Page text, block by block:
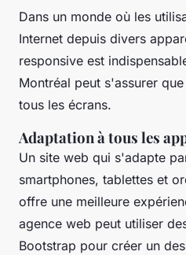
Dans un monde où les
Internet depuis divers
responsive est
Montréal peut s'assurer
tous les écrans.
Adaptation à tous les
Un site web qui s'adapte
smartphones, tablettes et
offre une meilleure
agence web peut utiliser
Bootstrap pour créer un